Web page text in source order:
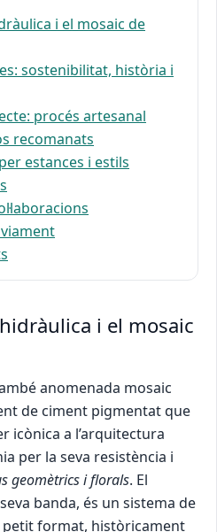
i el mosaic de
sostenibilitat, història i
procés artesanal
recomanats
estances i estils
i el mosaic
anomenada mosaic
de ciment pigmentat que
icònica a l’arquitectura
per la seva resistència i
geomètrics i florals. El
banda, és un sistema de
petit format, històricament